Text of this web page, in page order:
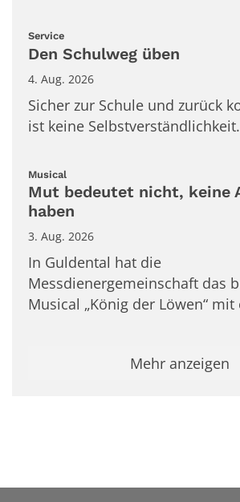
Service:
Den Schulweg üben
4. Aug. 2026
Sicher zur Schule und zurück
ist keine
Musical
Mut bedeutet nicht, keine
haben
3. Aug. 2026
In Guldental hat die
Messdienergemeinschaft das
Musical „König der Löwen“ mit
Mehr anzeigen